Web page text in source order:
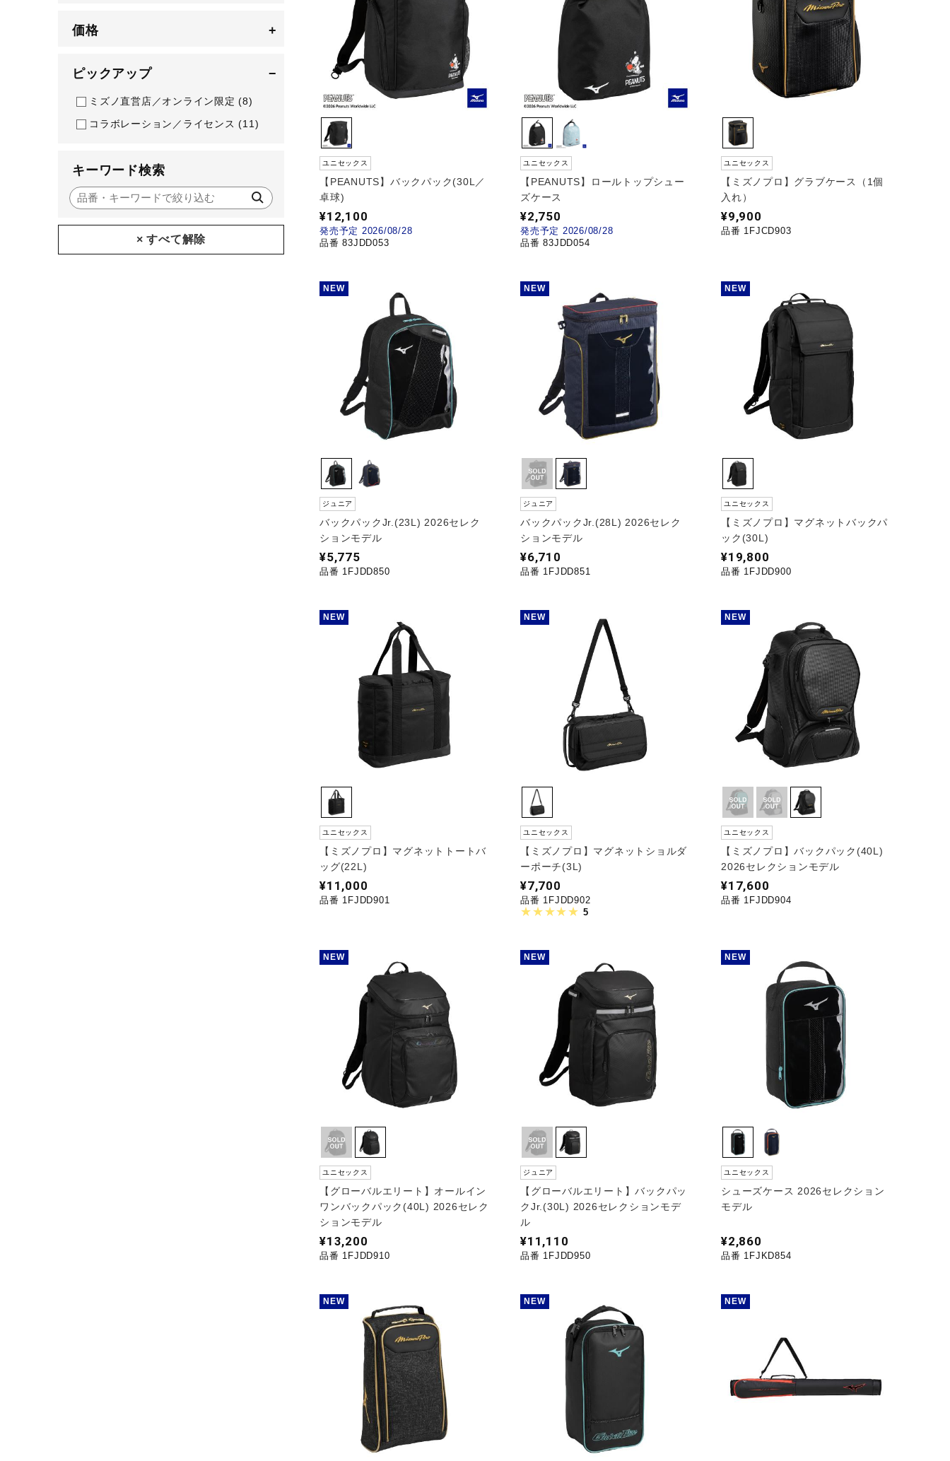
Tour
価格 +
ピックアップ −
ミズノ直営店／オンライン限定 (8)
コラボレーション／ライセンス (11)
キーワード検索
× すべて解除
ユニセックス
【PEANUTS】バックパック(30L／
卓球)
¥12,100
発売予定 2026/08/28
品番 83JDD053
ユニセックス
【PEANUTS】ロールトップシュー
ズケース
¥2,750
発売予定 2026/08/28
品番 83JDD054
ユニセックス
【ミズノプロ】グラブケース（1個
入れ）
¥9,900
品番 1FJCD903
NEW
ジュニア
バックパックJr.(23L) 2026セレク
ションモデル
¥5,775
品番 1FJDD850
NEW
ジュニア
バックパックJr.(28L) 2026セレク
ションモデル
¥6,710
品番 1FJDD851
NEW
ユニセックス
【ミズノプロ】マグネットバックパ
ック(30L)
¥19,800
品番 1FJDD900
NEW
ユニセックス
【ミズノプロ】マグネットトートバ
ッグ(22L)
¥11,000
品番 1FJDD901
NEW
ユニセックス
【ミズノプロ】マグネットショルダ
ーポーチ(3L)
¥7,700
品番 1FJDD902
5
NEW
ユニセックス
【ミズノプロ】バックパック(40L)
2026セレクションモデル
¥17,600
品番 1FJDD904
NEW
ユニセックス
【グローバルエリート】オールイン
ワンバックパック(40L) 2026セレク
ションモデル
¥13,200
品番 1FJDD910
NEW
ジュニア
【グローバルエリート】バックパッ
クJr.(30L) 2026セレクションモデ
ル
¥11,110
品番 1FJDD950
NEW
ユニセックス
シューズケース 2026セレクション
モデル
¥2,860
品番 1FJKD854
NEW NEW NEW